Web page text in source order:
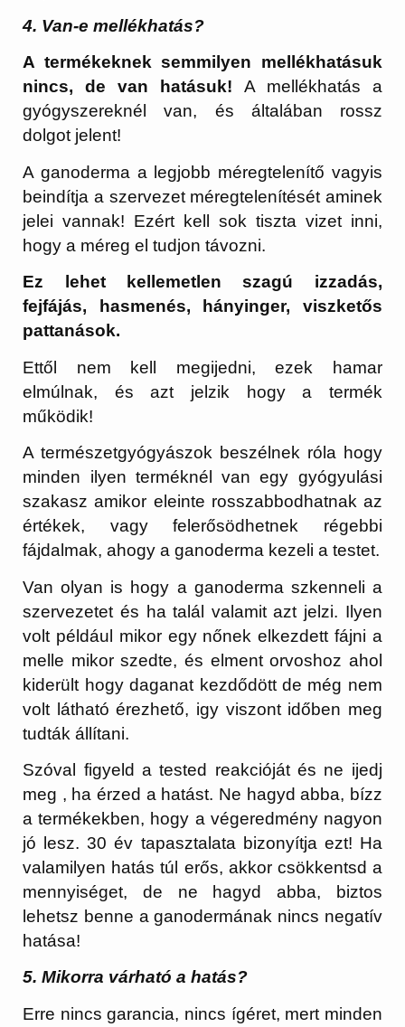
4. Van-e mellékhatás?
A termékeknek semmilyen mellékhatásuk
nincs, de van hatásuk! A mellékhatás a
gyógyszereknél van, és általában rossz
dolgot jelent!
A ganoderma a legjobb méregtelenítő vagyis
beindítja a szervezet méregtelenítését aminek
jelei vannak! Ezért kell sok tiszta vizet inni,
hogy a méreg el tudjon távozni.
Ez lehet kellemetlen szagú izzadás,
fejfájás, hasmenés, hányinger, viszketős
pattanások.
Ettől nem kell megijedni, ezek hamar
elmúlnak, és azt jelzik hogy a termék
működik!
A természetgyógyászok beszélnek róla hogy
minden ilyen terméknél van egy gyógyulási
szakasz amikor eleinte rosszabbodhatnak az
értékek, vagy felerősödhetnek régebbi
fájdalmak, ahogy a ganoderma kezeli a testet.
Van olyan is hogy a ganoderma szkenneli a
szervezetet és ha talál valamit azt jelzi. Ilyen
volt például mikor egy nőnek elkezdett fájni a
melle mikor szedte, és elment orvoshoz ahol
kiderült hogy daganat kezdődött de még nem
volt látható érezhető, igy viszont időben meg
tudták állítani.
Szóval figyeld a tested reakcióját és ne ijedj
meg , ha érzed a hatást. Ne hagyd abba, bízz
a termékekben, hogy a végeredmény nagyon
jó lesz. 30 év tapasztalata bizonyítja ezt! Ha
valamilyen hatás túl erős, akkor csökkentsd a
mennyiséget, de ne hagyd abba, biztos
lehetsz benne a ganodermának nincs negatív
hatása!
5. Mikorra várható a hatás?
Erre nincs garancia, nincs ígéret, mert minden